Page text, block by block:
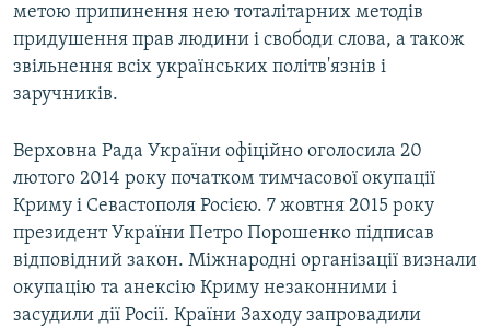
метою припинення нею тоталітарних методів
придушення прав людини і свободи слова, а також
звільнення всіх українських політв'язнів і
заручників.
Верховна Рада України офіційно оголосила 20
лютого 2014 року початком тимчасової окупації
Криму і Севастополя Росією. 7 жовтня 2015 року
президент України Петро Порошенко підписав
відповідний закон. Міжнародні організації визнали
окупацію та анексію Криму незаконними і
засудили дії Росії. Країни Заходу запровадили